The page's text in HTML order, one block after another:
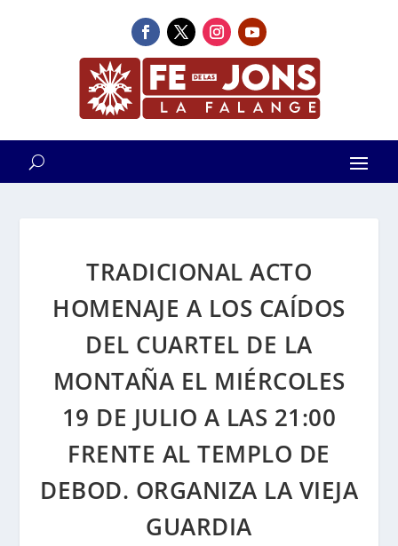
TRADICIONAL ACTO
HOMENAJE A LOS CAÍDOS
DEL CUARTEL DE LA
MONTAÑA EL MIÉRCOLES
19 DE JULIO A LAS 21:00
FRENTE AL TEMPLO DE
DEBOD. ORGANIZA LA VIEJA
GUARDIA